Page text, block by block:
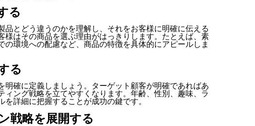
る
品とどう違うのかを理解し、それをお客様に明確に伝える
様はその商品を選ぶ理由がはっきりします。たとえば、素
環境への配慮など、商品の特徴を具体的にアピールしま
る
明確に定義しましょう。ターゲット顧客が明確であればあ
ィング戦略を立てやすくなります。年齢、性別、趣味、ラ
詳細に把握することが成功の鍵です。
戦略を展開する